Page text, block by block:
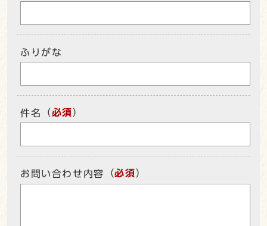
ふりがな
件名 （必須）
お問い合わせ内容 （必須）